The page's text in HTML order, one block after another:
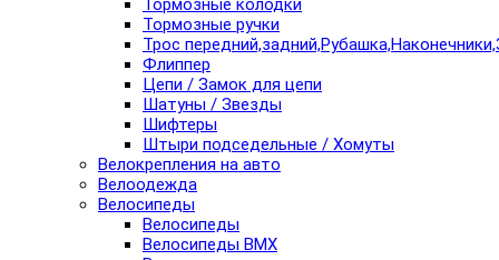
Тормозные колодки
Тормозные ручки
Трос
Флиппер
Цепи / Замок для цепи
Шатуны / Звезды
Шифтеры
Штыри подседельные / Хомуты
Велокрепления на авто
Велоодежда
Велосипеды
Велосипеды
Велосипеды BMX